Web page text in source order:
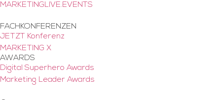
MARKETINGLIVE.EVENTS
FACHKONFERENZEN
JETZT Konferenz
MARKETING X
AWARDS
Digital Superhero Awards
Marketing Leader Awards